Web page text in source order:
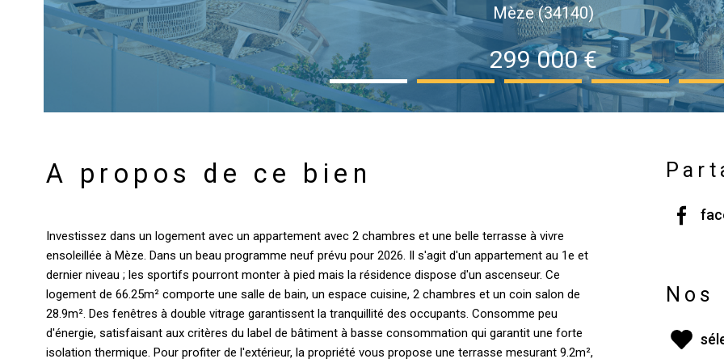
Mèze (34140)
299 000 €
A propos de ce bien
Investissez dans un logement avec un appartement avec 2 chambres et une belle terrasse à vivre
ensoleillée à Mèze. Dans un beau programme neuf prévu pour 2026. Il s'agit d'un appartement au 1e et
dernier niveau ; les sportifs pourront monter à pied mais la résidence dispose d'un ascenseur. Ce
logement de 66.25m² comporte une salle de bain, un espace cuisine, 2 chambres et un coin salon de
28.9m². Des fenêtres à double vitrage garantissent la tranquillité des occupants. Consomme peu
d'énergie, satisfaisant aux critères du label de bâtiment à basse consommation qui garantit une forte
isolation thermique. Pour profiter de l'extérieur, la propriété vous propose une terrasse mesurant 9.2m²,
Nos